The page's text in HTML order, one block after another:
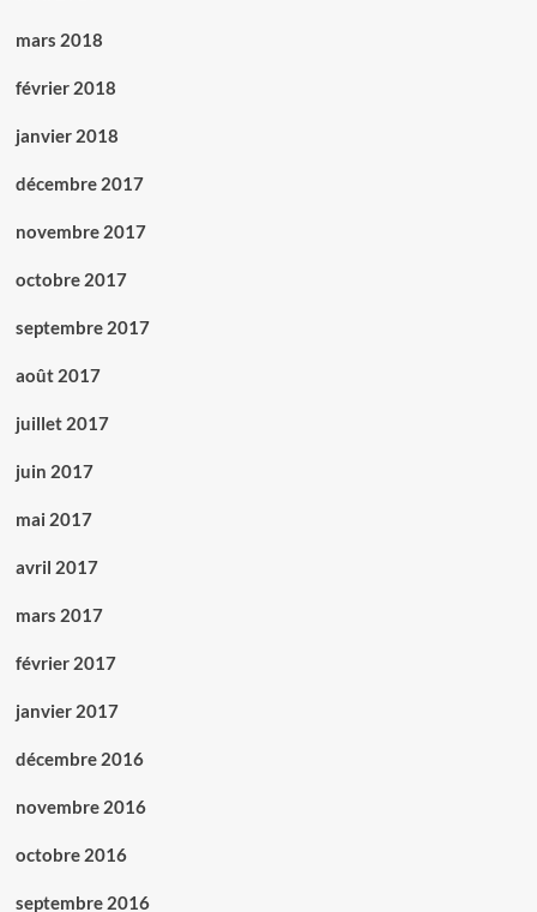
mars 2018
février 2018
janvier 2018
décembre 2017
novembre 2017
octobre 2017
septembre 2017
août 2017
juillet 2017
juin 2017
mai 2017
avril 2017
mars 2017
février 2017
janvier 2017
décembre 2016
novembre 2016
octobre 2016
septembre 2016